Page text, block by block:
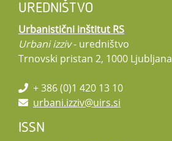
UREDNIŠTVO
Urbanistični inštitut RS
Urbani izziv- uredništvo
Trnovski pristan 2, 1000 Ljubljana
+ 386 (0)1 420 13 10
urbani.izziv@uirs.si
ISSN